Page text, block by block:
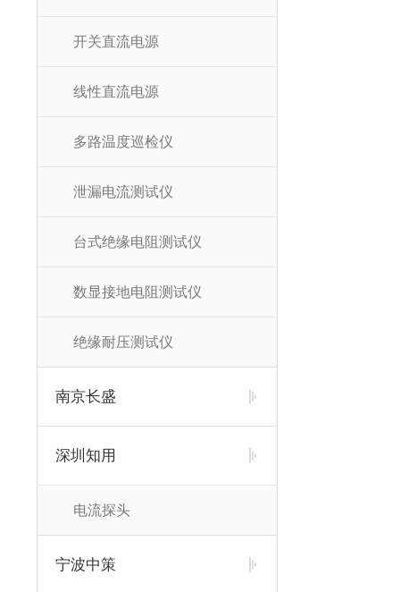
开关直流电源
线性直流电源
多路温度巡检仪
泄漏电流测试仪
台式绝缘电阻测试仪
数显接地电阻测试仪
绝缘耐压测试仪
南京长盛
深圳知用
电流探头
宁波中策